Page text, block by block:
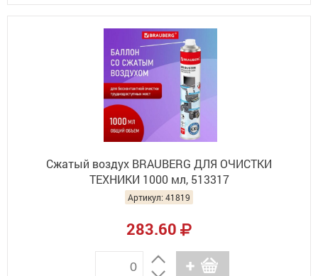
Сжатый воздух BRAUBERG ДЛЯ ОЧИСТКИ
ТЕХНИКИ 1000 мл, 513317
Артикул: 41819
283.60